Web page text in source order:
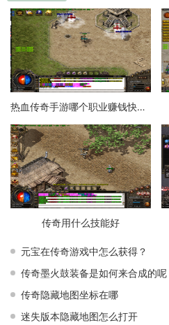
热血传奇手游哪个职业赚钱快一点
传奇用什么技能好
元宝在传奇游戏中怎么获得？
传奇墨火鼓装备是如何来合成的呢
传奇隐藏地图坐标在哪
迷失版本隐藏地图怎么打开